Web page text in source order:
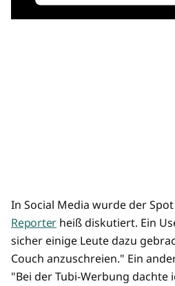
In Social Media wurde der
Reporter heiß diskutiert. Ein
sicher einige Leute dazu
Couch anzuschreien." Ein
"Bei der Tubi-Werbung dachte